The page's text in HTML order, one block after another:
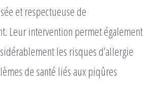
et respectueuse de
Leur intervention permet également
les risques d’allergie
de santé liés aux piqûres